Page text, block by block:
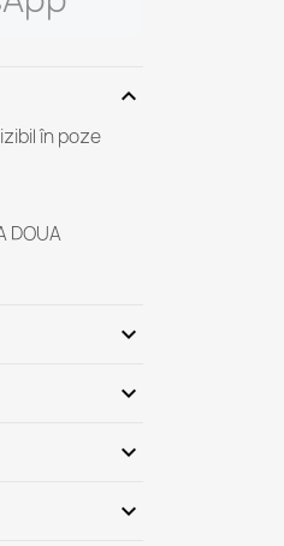
expand_more
în poze
DOUA
expand_more
expand_more
expand_more
expand_more